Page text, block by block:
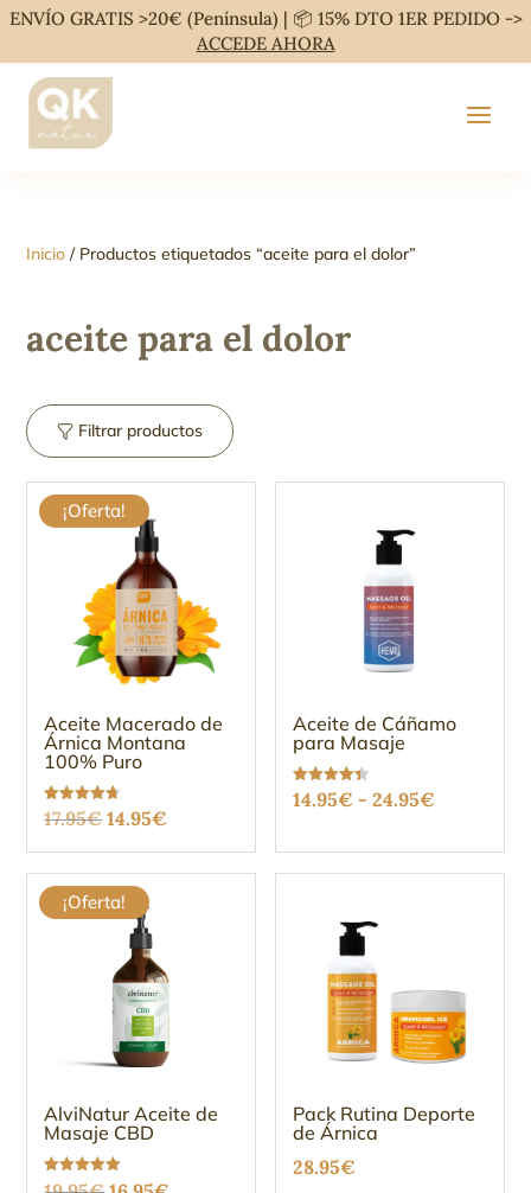
ENVÍO GRATIS >20€ (Península) | 📦 15% DTO 1ER PEDIDO ->
ACCEDE AHORA
Inicio / Productos etiquetados “aceite para el dolor”
aceite para el dolor
Filtrar productos
¡Oferta!
Aceite Macerado de
Árnica Montana
100% Puro
Valorado
con
de 5
17.95€El
precio
original
era:
17.95€.
14.95€
precio
actual
Aceite de Cáñamo
para Masaje
Valorado
con
14.95€ - 24.95€
24.95€
¡Oferta!
AlviNatur Aceite de
Masaje CBD
Valorado
Pack Rutina Deporte
de Árnica
28.95€